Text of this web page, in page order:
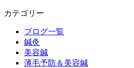
カテゴリー
ブログ一覧
鍼灸
美容鍼
薄毛予防＆美容鍼